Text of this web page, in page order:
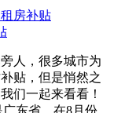
人，很多城市为
贴，但是悄然之
们一起来看看！
东省，在8月份